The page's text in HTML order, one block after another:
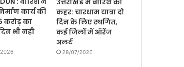
कार्य की
करोड़ का
भी नही
उत्तराखंड में बारिश का
कहर: चारधाम यात्रा दो
दिन के लिए स्थगित,
कई जिलों में ऑरेंज
अलर्ट
28/07/2026